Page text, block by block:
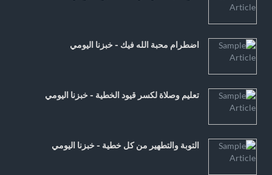
اضطرام محبة الله فيك - خبزنا اليومي
تعليم وصلاة لكسر قيود الخطية - خبزنا اليومي
التوبة والتطهير من كل خطية - خبزنا اليومي